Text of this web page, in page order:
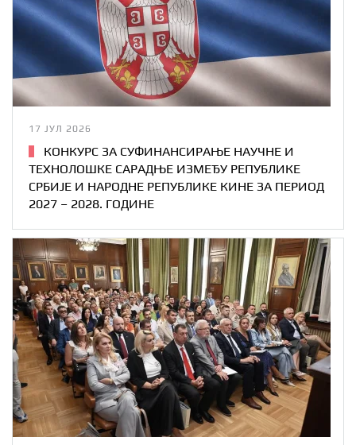
17 ЈУЛ 2026
КОНКУРС ЗА СУФИНАНСИРАЊЕ НАУЧНЕ И
ТЕХНОЛОШКЕ САРАДЊЕ ИЗМЕЂУ РЕПУБЛИКЕ
СРБИЈЕ И НАРОДНЕ РЕПУБЛИКЕ КИНЕ ЗА ПЕРИОД
2027 – 2028. ГОДИНЕ